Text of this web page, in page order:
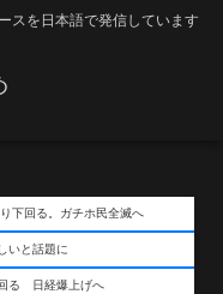
スを日本語で発信しています
下回る。ガチホ民全滅へ
いと話題に
回る 日経爆上げへ